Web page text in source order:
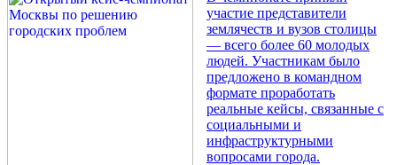
участие представители
землячеств и вузов столицы
— всего более 60 молодых
людей. Участникам было
предложено в командном
формате проработать
реальные кейсы, связанные с
социальными и
инфраструктурными
вопросами города.